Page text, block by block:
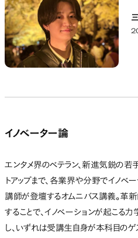
イノベーター論
エンタメ界のベテラン、新進気鋭の若
トアップまで、各業界や分野でイノベ
講師が登壇するオムニバス講義。革
することで、イノベーションが起こる
し、いずれは受講生自身が本科目のゲ